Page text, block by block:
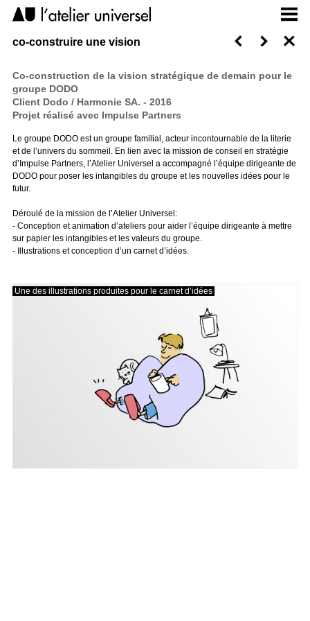
Co-construction de la vision stratégique de demain pour le
groupe DODO
Client Dodo / Harmonie SA. - 2016
Projet réalisé avec Impulse Partners
Le groupe DODO est un groupe familial, acteur incontournable de la literie
et de l’univers du sommeil. En lien avec la mission de conseil en stratégie
d’Impulse Partners, l’Atelier Universel a accompagné l’équipe dirigeante de
DODO pour poser les intangibles du groupe et les nouvelles idées pour le
futur.
Déroulé de la mission de l’Atelier Universel:
- Conception et animation d’ateliers pour aider l’équipe dirigeante à mettre
sur papier les intangibles et les valeurs du groupe.
- Illustrations et conception d’un carnet d’idées.
Une des illustrations produites pour le carnet d’idées
co-construire une vision